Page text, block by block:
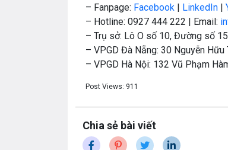
– Fanpage: Facebook | LinkedIn |
– Hotline: 0927 444 222 | Email:
– Trụ sở: Lô O số 10, Đường số
– VPGD Đà Nẵng: 30 Nguyễn
– VPGD Hà Nội: 132 Vũ Phạm
Post Views: 911
Chia sẻ bài viết